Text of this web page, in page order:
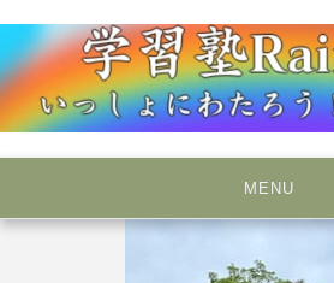
to
content
学習塾RainBow
MENU